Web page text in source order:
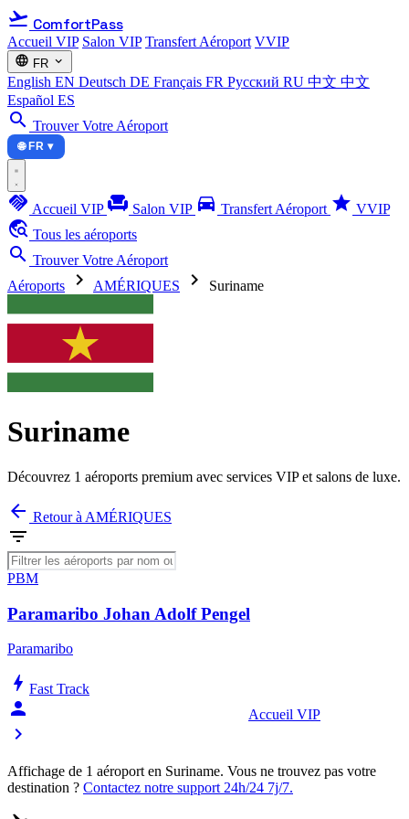
flight_takeoff ComfortPass
Accueil VIP Salon VIP Transfert Aéroport VVIP
language FR expand_more
English EN Deutsch DE Français FR Русский RU 中文 中文
Español ES
search Trouver Votre Aéroport
🌐 FR ▾
handshake Accueil VIP chair Salon VIP directions_car Transfert Aéroport star VVIP
travel_explore Tous les aéroports
search Trouver Votre Aéroport
Aéroports
chevron_right AMÉRIQUES chevron_right Suriname
Suriname
Découvrez 1 aéroports premium avec services VIP et salons de luxe.
arrow_back Retour à AMÉRIQUES
filter_list
PBM
Paramaribo Johan Adolf Pengel
Paramaribo
bolt Fast Track
person_celebrate Accueil VIP
chevron_right
Affichage de 1 aéroport en Suriname. Vous ne trouvez pas votre
destination ? Contactez notre support 24h/24 7j/7.